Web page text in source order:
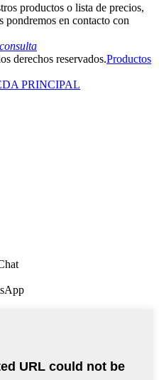
productos o lista de precios,
pondremos en contacto con
derechos reservados.Productos
PRINCIPAL